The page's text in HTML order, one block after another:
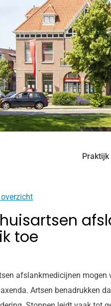
toe
afslankmedicijnen mogen
Artsen benadrukken